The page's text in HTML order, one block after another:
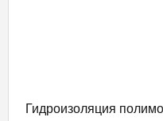
Гидроизоляция